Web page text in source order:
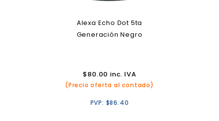
Alexa Echo Dot 5ta
Generación Negro
$80.00 inc. IVA
(Precio oferta al contado)
PVP: $86.40